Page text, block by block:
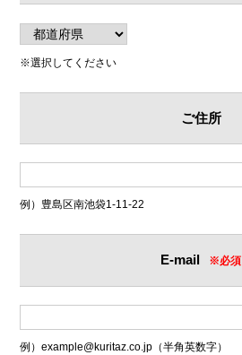
※選択してください
ご住所
例）豊島区南池袋1-11-22
E-mail ※必須
例）example@kuritaz.co.jp（半角英数字）